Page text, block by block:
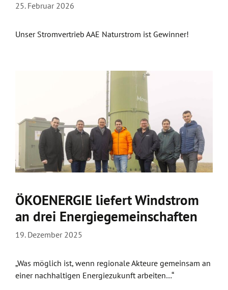
25. Februar 2026
Unser Stromvertrieb AAE Naturstrom ist Gewinner!
ÖKOENERGIE liefert Windstrom
an drei Energiegemeinschaften
19. Dezember 2025
„Was möglich ist, wenn regionale Akteure gemeinsam an
einer nachhaltigen Energiezukunft arbeiten…“